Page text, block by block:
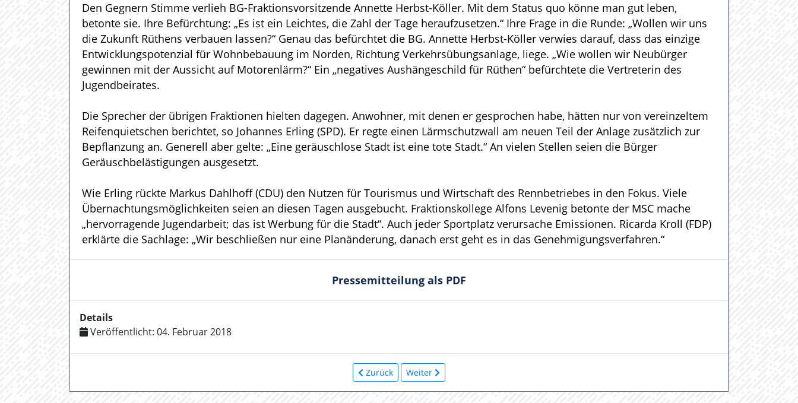
Den Gegnern Stimme verlieh BG-Fraktionsvorsitzende Annette Herbst-Köller. Mit dem Status quo könne man gut leben,
betonte sie. Ihre Befürchtung: „Es ist ein Leichtes, die Zahl der Tage heraufzusetzen.“ Ihre Frage in die Runde: „Wollen wir uns
die Zukunft Rüthens verbauen lassen?“ Genau das befürchtet die BG. Annette Herbst-Köller verwies darauf, dass das einzige
Entwicklungspotenzial für Wohnbebauung im Norden, Richtung Verkehrsübungsanlage, liege. „Wie wollen wir Neubürger
gewinnen mit der Aussicht auf Motorenlärm?“ Ein „negatives Aushängeschild für Rüthen“ befürchtete die Vertreterin des
Jugendbeirates.
Die Sprecher der übrigen Fraktionen hielten dagegen. Anwohner, mit denen er gesprochen habe, hätten nur von vereinzeltem
Reifenquietschen berichtet, so Johannes Erling (SPD). Er regte einen Lärmschutzwall am neuen Teil der Anlage zusätzlich zur
Bepflanzung an. Generell aber gelte: „Eine geräuschlose Stadt ist eine tote Stadt.“ An vielen Stellen seien die Bürger
Geräuschbelästigungen ausgesetzt.
Wie Erling rückte Markus Dahlhoff (CDU) den Nutzen für Tourismus und Wirtschaft des Rennbetriebes in den Fokus. Viele
Übernachtungsmöglichkeiten seien an diesen Tagen ausgebucht. Fraktionskollege Alfons Levenig betonte der MSC mache
„hervorragende Jugendarbeit; das ist Werbung für die Stadt“. Auch jeder Sportplatz verursache Emissionen. Ricarda Kroll (FDP)
erklärte die Sachlage: „Wir beschließen nur eine Planänderung, danach erst geht es in das Genehmigungsverfahren.“
Pressemitteilung als PDF
Details
Veröffentlicht: 04. Februar 2018
Zurück Weiter